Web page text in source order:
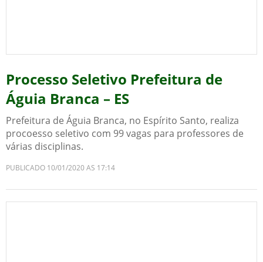
Processo Seletivo Prefeitura de
Águia Branca – ES
Prefeitura de Águia Branca, no Espírito Santo, realiza
procoesso seletivo com 99 vagas para professores de
várias disciplinas.
PUBLICADO 10/01/2020 AS 17:14